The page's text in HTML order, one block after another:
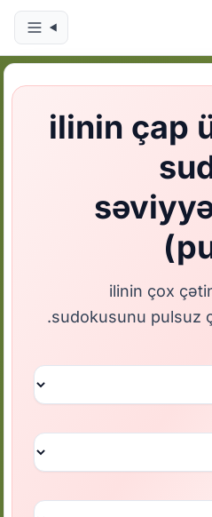
2025 ilinin
2025 ilinin çox
sudokusunu pulsuz